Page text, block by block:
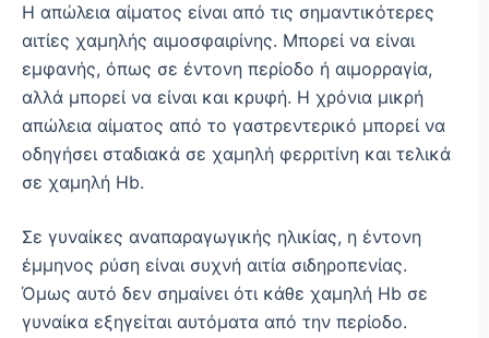
Η απώλεια αίματος είναι από τις σημαντικότερες
αιτίες χαμηλής αιμοσφαιρίνης. Μπορεί να είναι
εμφανής, όπως σε έντονη περίοδο ή αιμορραγία,
αλλά μπορεί να είναι και κρυφή. Η χρόνια μικρή
απώλεια αίματος από το γαστρεντερικό μπορεί να
οδηγήσει σταδιακά σε χαμηλή φερριτίνη και τελικά
σε χαμηλή Hb.
Σε γυναίκες αναπαραγωγικής ηλικίας, η έντονη
έμμηνος ρύση είναι συχνή αιτία σιδηροπενίας.
Όμως αυτό δεν σημαίνει ότι κάθε χαμηλή Hb σε
γυναίκα εξηγείται αυτόματα από την περίοδο.